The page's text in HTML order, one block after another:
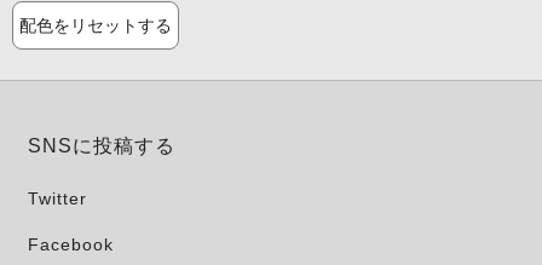
配色をリセットする
SNSに投稿する
Twitter
Facebook